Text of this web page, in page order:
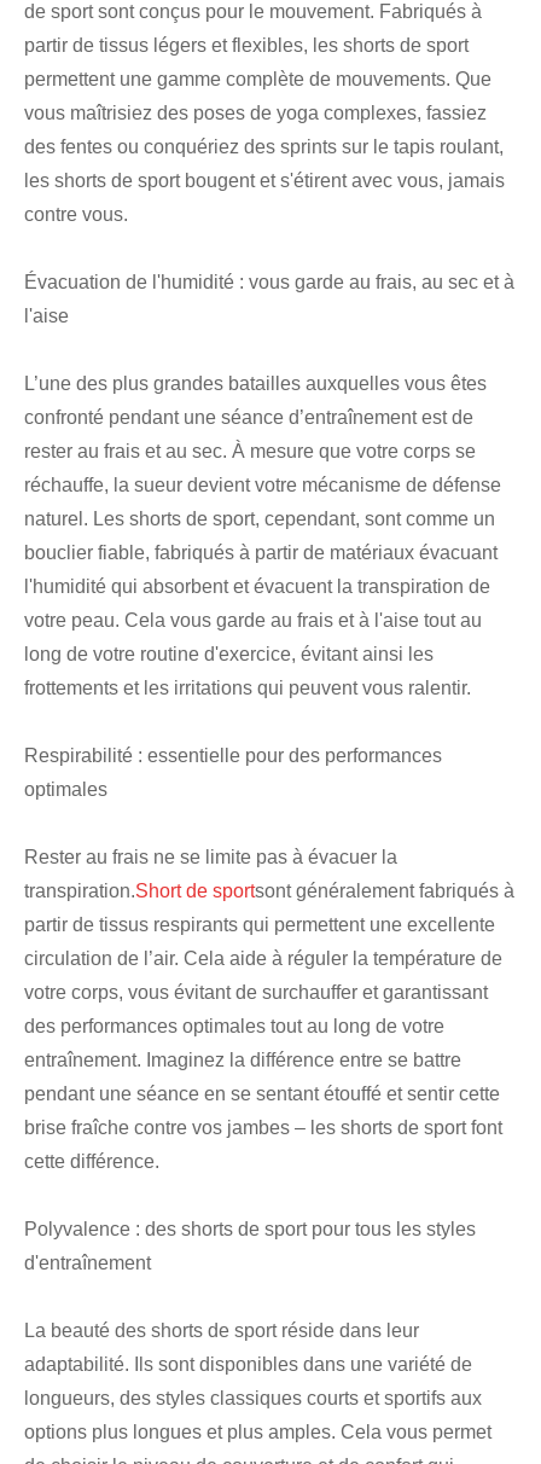
de sport sont conçus pour le mouvement. Fabriqués à
partir de tissus légers et flexibles, les shorts de sport
permettent une gamme complète de mouvements. Que
vous maîtrisiez des poses de yoga complexes, fassiez
des fentes ou conquériez des sprints sur le tapis roulant,
les shorts de sport bougent et s'étirent avec vous, jamais
contre vous.
Évacuation de l'humidité : vous garde au frais, au sec et à
l'aise
L’une des plus grandes batailles auxquelles vous êtes
confronté pendant une séance d’entraînement est de
rester au frais et au sec. À mesure que votre corps se
réchauffe, la sueur devient votre mécanisme de défense
naturel. Les shorts de sport, cependant, sont comme un
bouclier fiable, fabriqués à partir de matériaux évacuant
l'humidité qui absorbent et évacuent la transpiration de
votre peau. Cela vous garde au frais et à l'aise tout au
long de votre routine d'exercice, évitant ainsi les
frottements et les irritations qui peuvent vous ralentir.
Respirabilité : essentielle pour des performances
optimales
Rester au frais ne se limite pas à évacuer la
transpiration.Short de sportsont généralement fabriqués à
partir de tissus respirants qui permettent une excellente
circulation de l’air. Cela aide à réguler la température de
votre corps, vous évitant de surchauffer et garantissant
des performances optimales tout au long de votre
entraînement. Imaginez la différence entre se battre
pendant une séance en se sentant étouffé et sentir cette
brise fraîche contre vos jambes – les shorts de sport font
cette différence.
Polyvalence : des shorts de sport pour tous les styles
d'entraînement
La beauté des shorts de sport réside dans leur
adaptabilité. Ils sont disponibles dans une variété de
longueurs, des styles classiques courts et sportifs aux
options plus longues et plus amples. Cela vous permet